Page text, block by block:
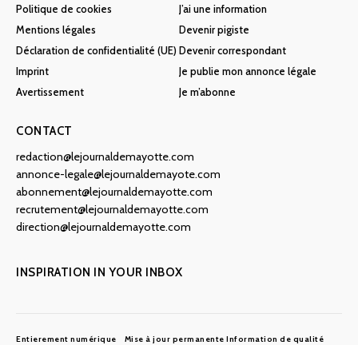
Politique de cookies
Mentions légales
Déclaration de confidentialité (UE)
Imprint
Avertissement
J’ai une information
Devenir pigiste
Devenir correspondant
Je publie mon annonce légale
Je m’abonne
CONTACT
redaction@lejournaldemayotte.com
annonce-legale@lejournaldemayote.com
abonnement@lejournaldemayotte.com
recrutement@lejournaldemayotte.com
direction@lejournaldemayotte.com
INSPIRATION IN YOUR INBOX
Entierement numérique Mise à jour permanente Information de qualité